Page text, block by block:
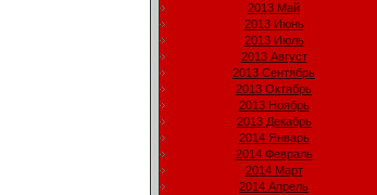
2013 Май
2013 Июнь
2013 Июль
2013 Август
2013 Сентябрь
2013 Октябрь
2013 Ноябрь
2013 Декабрь
2014 Январь
2014 Февраль
2014 Март
2014 Апрель